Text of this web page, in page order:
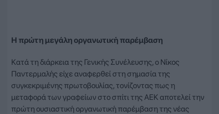
Η πρώτη μεγάλη οργανωτική παρέμβαση
Κατά τη διάρκεια της Γενικής Συνέλευσης, ο Νίκος
Παντερμαλής είχε αναφερθεί στη σημασία της
συγκεκριμένης πρωτοβουλίας, τονίζοντας πως η
μεταφορά των γραφείων στο σπίτι της ΑΕΚ αποτελεί την
πρώτη ουσιαστική οργανωτική παρέμβαση της νέας